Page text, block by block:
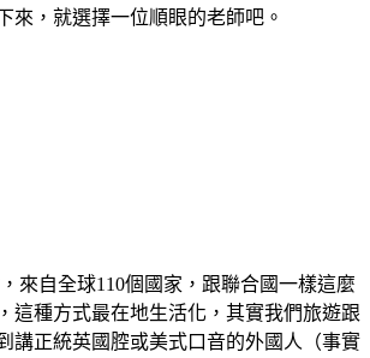
來，就選擇一位順眼的老師吧。
來自全球110個國家，跟聯合國一樣這麼
這種方式最在地生活化，其實我們旅遊跟
講正統英國腔或美式口音的外國人（事實